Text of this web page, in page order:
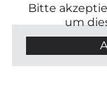
Bitte
um